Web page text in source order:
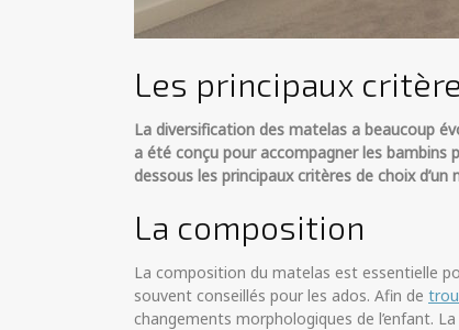
Les principaux
La diversification des matelas a beaucoup
a été conçu pour accompagner les bambins
dessous les principaux critères de choix
La composition
La composition du matelas est essentielle
souvent conseillés pour les ados. Afin de
changements morphologiques de l’enfant.